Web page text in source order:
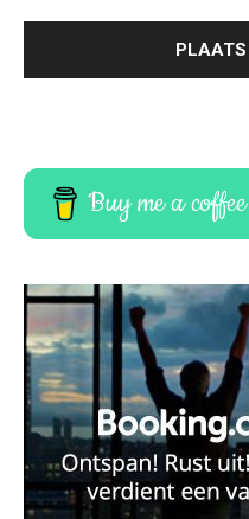
Buy me a coffee